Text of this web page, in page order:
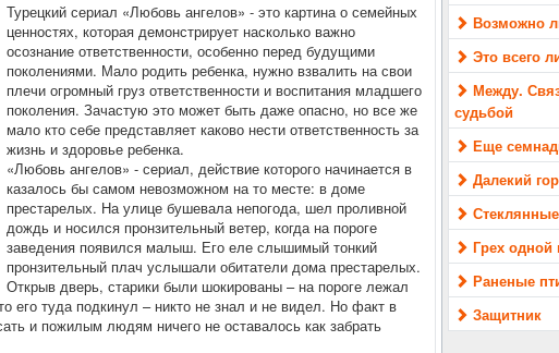
Турецкий сериал «Любовь ангелов» - это картина о семейных
ценностях, которая демонстрирует насколько важно
осознание ответственности, особенно перед будущими
поколениями. Мало родить ребенка, нужно взвалить на свои
плечи огромный груз ответственности и воспитания младшего
поколения. Зачастую это может быть даже опасно, но все же
мало кто себе представляет каково нести ответственность за
жизнь и здоровье ребенка.
«Любовь ангелов» - сериал, действие которого начинается в
казалось бы самом невозможном на то месте: в доме
престарелых. На улице бушевала непогода, шел проливной
дождь и носился пронзительный ветер, когда на пороге
заведения появился малыш. Его еле слышимый тонкий
пронзительный плач услышали обитатели дома престарелых.
Открыв дверь, старики были шокированы – на пороге лежал
его туда подкинул – никто не знал и не видел. Но факт в
и пожилым людям ничего не оставалось как забрать
Возможно
Это всего
Между.
судьбой
Еще
Далекий
Грех одной
Раненые
Защитник